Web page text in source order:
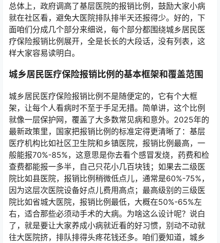
总体上，政府调高了基层医院的报销比例，鼓励大家小病
就在社区看，避免大医院排队排半天还报得少。好的，下
面咱们分成几个部分来细说，每个部分都围绕城乡居民医
疗保险报销比例展开，全是长长的大段话，没有列表，这
样大家容易读明白。
城乡居民医疗保险报销比例的基本框架和覆盖范围
城乡居民医疗保险报销比例不是随便定的，它有个大框
架，让每个人看病时不至于手足无措。简单讲，这个比例
就像一层保护网，覆盖了大多数常见病和意外。2025年的
最新政策里，国家把报销比例的标准定得更清晰了：基层
医疗机构比如社区卫生院和乡镇医院，报销比例最高，一
般能报70%-85%，这意思是你去看个感冒发烧，药费和检
查费都能报一多半，自己只花小几百块钱；如果去二级医
院比如县医院，报销比例稍微低点儿，通常是60%-75%，
因为这层次医院设备好点儿费用高点；最高级别的三级医
院比如省城大医院，报销比例最低，大概在50%-65%左
右，适合那些必须动手术的大病。为啥这么设计呢？说白
了，就是要让大家养成小病就近看的好习惯，别动不动就
往大医院挤，排队排得头疼花钱还多。咱们要知道，城乡